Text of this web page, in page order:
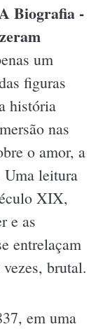
Biografia -
um
figuras
história
nas
o amor, a
Uma leitura
XIX,
e as
entrelaçam
brutal.
em uma